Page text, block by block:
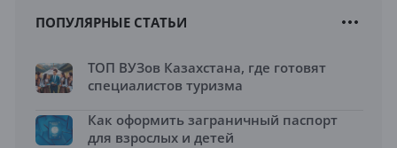
ПОПУЛЯРНЫЕ СТАТЬИ
ТОП ВУЗов Казахстана, где готовят
специалистов туризма
Как оформить заграничный паспорт
для взрослых и детей